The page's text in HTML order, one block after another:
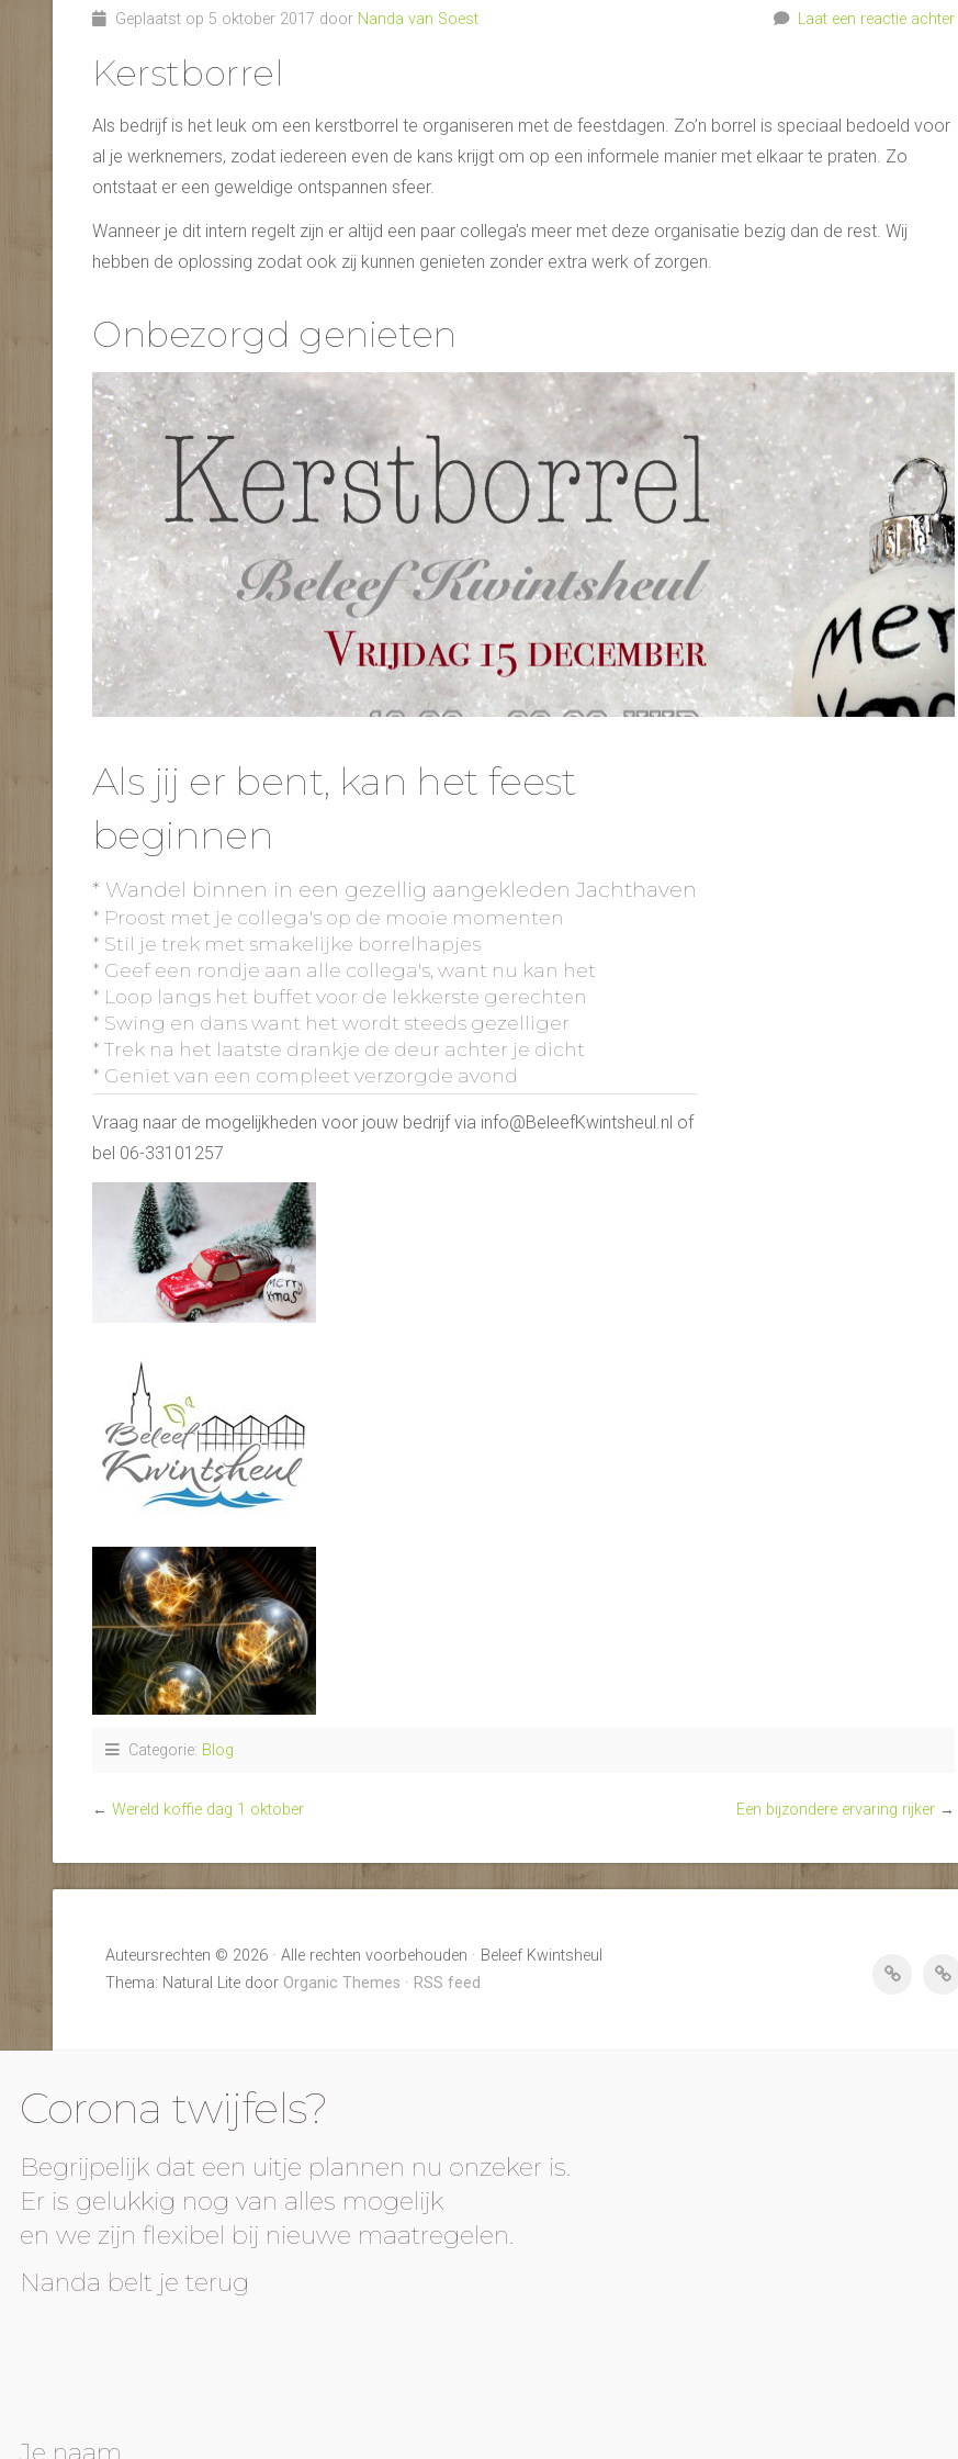
Geplaatst op 5 oktober 2017 door Nanda van Soest Laat een reactie achter
Kerstborrel
Als bedrijf is het leuk om een kerstborrel te organiseren met de feestdagen. Zo’n borrel is speciaal bedoeld voor
al je werknemers, zodat iedereen even de kans krijgt om op een informele manier met elkaar te praten. Zo
ontstaat er een geweldige ontspannen sfeer.
Wanneer je dit intern regelt zijn er altijd een paar collega's meer met deze organisatie bezig dan de rest. Wij
hebben de oplossing zodat ook zij kunnen genieten zonder extra werk of zorgen.
Onbezorgd genieten
Als jij er bent, kan het feest
beginnen
* Wandel binnen in een gezellig aangekleden Jachthaven
* Proost met je collega's op de mooie momenten
* Stil je trek met smakelijke borrelhapjes
* Geef een rondje aan alle collega's, want nu kan het
* Loop langs het buffet voor de lekkerste gerechten
* Swing en dans want het wordt steeds gezelliger
* Trek na het laatste drankje de deur achter je dicht
* Geniet van een compleet verzorgde avond
Vraag naar de mogelijkheden voor jouw bedrijf via info@BeleefKwintsheul.nl of
bel 06-33101257
Categorie: Blog
← Wereld koffie dag 1 oktober Een bijzondere ervaring rijker →
Auteursrechten © 2026 · Alle rechten voorbehouden · Beleef Kwintsheul
Thema: Natural Lite door Organic Themes · RSS feed
Corona twijfels?
Begrijpelijk dat een uitje plannen nu onzeker is.
Er is gelukkig nog van alles mogelijk
en we zijn flexibel bij nieuwe maatregelen.
Nanda belt je terug
Je naam